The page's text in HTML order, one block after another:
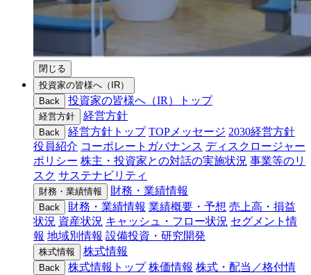
閉じる
投資家の皆様へ（IR）
Back
投資家の皆様へ（IR）トップ
経営方針 経営方針
Back 経営方針トップ TOPメッセージ 2030経営方針
役員紹介 コーポレートガバナンス ディスクロージャー
ポリシー 株主・投資家との対話の実施状況 事業等のリ
スク サステナビリティ
財務・業績情報 財務・業績情報
Back 財務・業績情報 業績概要・予想 売上高・損益
状況 資産状況 キャッシュ・フロー状況 セグメント情
報 地域別情報 設備投資・研究開発
株式情報 株式情報
Back 株式情報トップ 株価情報 株式・配当／格付情